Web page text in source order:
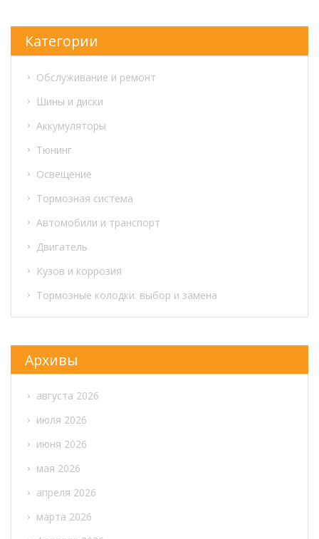
Категории
Обслуживание и ремонт
Шины и диски
Аккумуляторы
Тюнинг
Освещение
Тормозная система
Автомобили и транспорт
Двигатель
Кузов и коррозия
Тормозные колодки: выбор и замена
Архивы
августа 2026
июля 2026
июня 2026
мая 2026
апреля 2026
марта 2026